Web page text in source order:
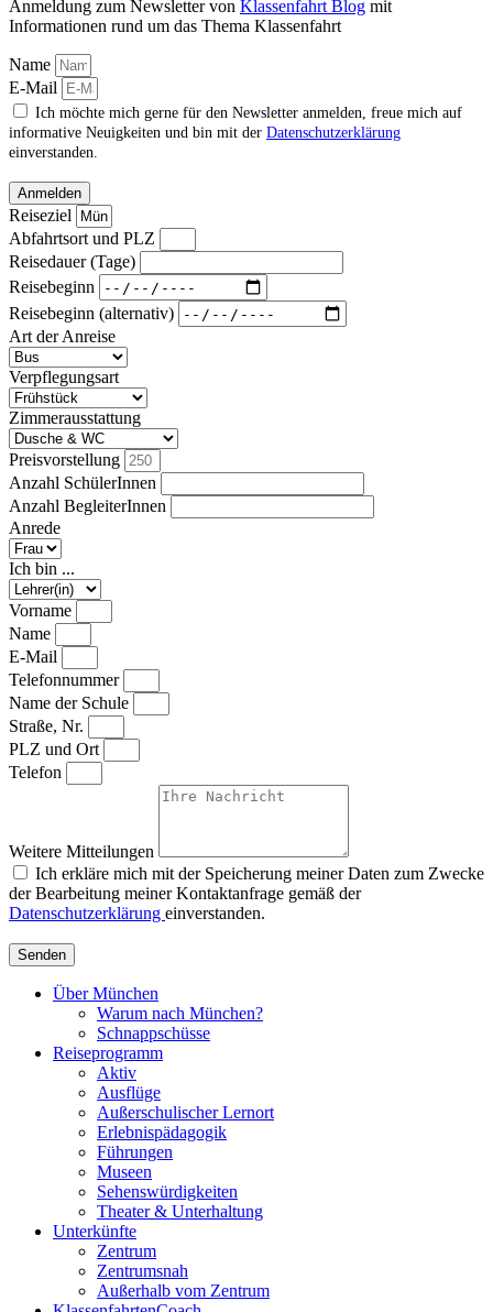
Anmeldung zum Newsletter von Klassenfahrt Blog mit
Informationen rund um das Thema Klassenfahrt
Name
E-Mail
Ich möchte mich gerne für den Newsletter anmelden, freue mich auf
informative Neuigkeiten und bin mit der Datenschutzerklärung
einverstanden.
Anmelden
Reiseziel
Abfahrtsort und PLZ
Reisedauer (Tage)
Reisebeginn
Reisebeginn (alternativ)
Art der Anreise
Verpflegungsart
Zimmerausstattung
Preisvorstellung
Anzahl SchülerInnen
Anzahl BegleiterInnen
Anrede
Ich bin ...
Vorname
Name
E-Mail
Telefonnummer
Name der Schule
Straße, Nr.
PLZ und Ort
Telefon
Weitere Mitteilungen
Ich erkläre mich mit der Speicherung meiner Daten zum Zwecke
der Bearbeitung meiner Kontaktanfrage gemäß der
Datenschutzerklärung einverstanden.
Senden
Über München
Warum nach München?
Schnappschüsse
Reiseprogramm
Aktiv
Ausflüge
Außerschulischer Lernort
Erlebnispädagogik
Führungen
Museen
Sehenswürdigkeiten
Theater & Unterhaltung
Unterkünfte
Zentrum
Zentrumsnah
Außerhalb vom Zentrum